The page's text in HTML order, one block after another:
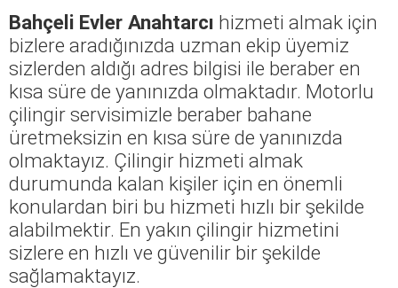
Bahçeli Evler Anahtarcı hizmeti almak için
bizlere aradığınızda uzman ekip üyemiz
sizlerden aldığı adres bilgisi ile beraber en
kısa süre de yanınızda olmaktadır. Motorlu
çilingir servisimizle beraber bahane
üretmeksizin en kısa süre de yanınızda
olmaktayız. Çilingir hizmeti almak
durumunda kalan kişiler için en önemli
konulardan biri bu hizmeti hızlı bir şekilde
alabilmektir. En yakın çilingir hizmetini
sizlere en hızlı ve güvenilir bir şekilde
sağlamaktayız.